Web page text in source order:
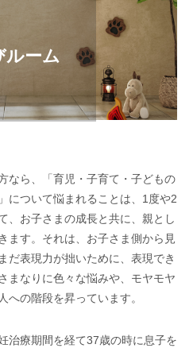
ルーム
なら、「育児・子育て・子どもの
について悩まれることは、1度や2
、お子さまの成長と共に、親とし
ます。それは、お子さま側から見
だ表現力が拙いために、表現でき
まなりに色々な悩みや、モヤモヤ
への階段を昇っています。
治療期間を経て37歳の時に息子を